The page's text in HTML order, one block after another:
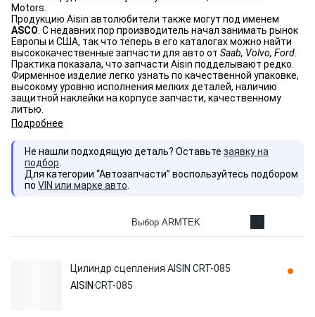
Motors.
Продукцию Aisin автолюбители также могут под именем
ASCO . С недавних пор производитель начал занимать рынок
Европы и США, так что теперь в его каталогах можно найти
высококачественные запчасти для авто от Saab, Volvo, Ford
Практика показала, что запчасти Aisin подделывают редко.
Фирменное изделие легко узнать по качественной упаковке,
высокому уровню исполнения мелких деталей, наличию
защитной наклейки на корпусе запчасти, качественному
литью.
Подробнее
Не нашли подходящую деталь? Оставьте заявку на
подбор
Для категории “Автозапчасти” воспользуйтесь подбором
по VIN или марке авто
Выбор ARMTEK
Цилиндр сцепления AISIN CRT-085
AISIN CRT-085